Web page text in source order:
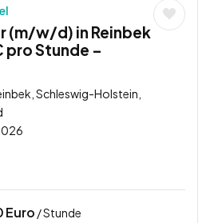
(m/w/d) in Reinbek
pro Stunde –
Schleswig-Holstein,
Euro / Stunde